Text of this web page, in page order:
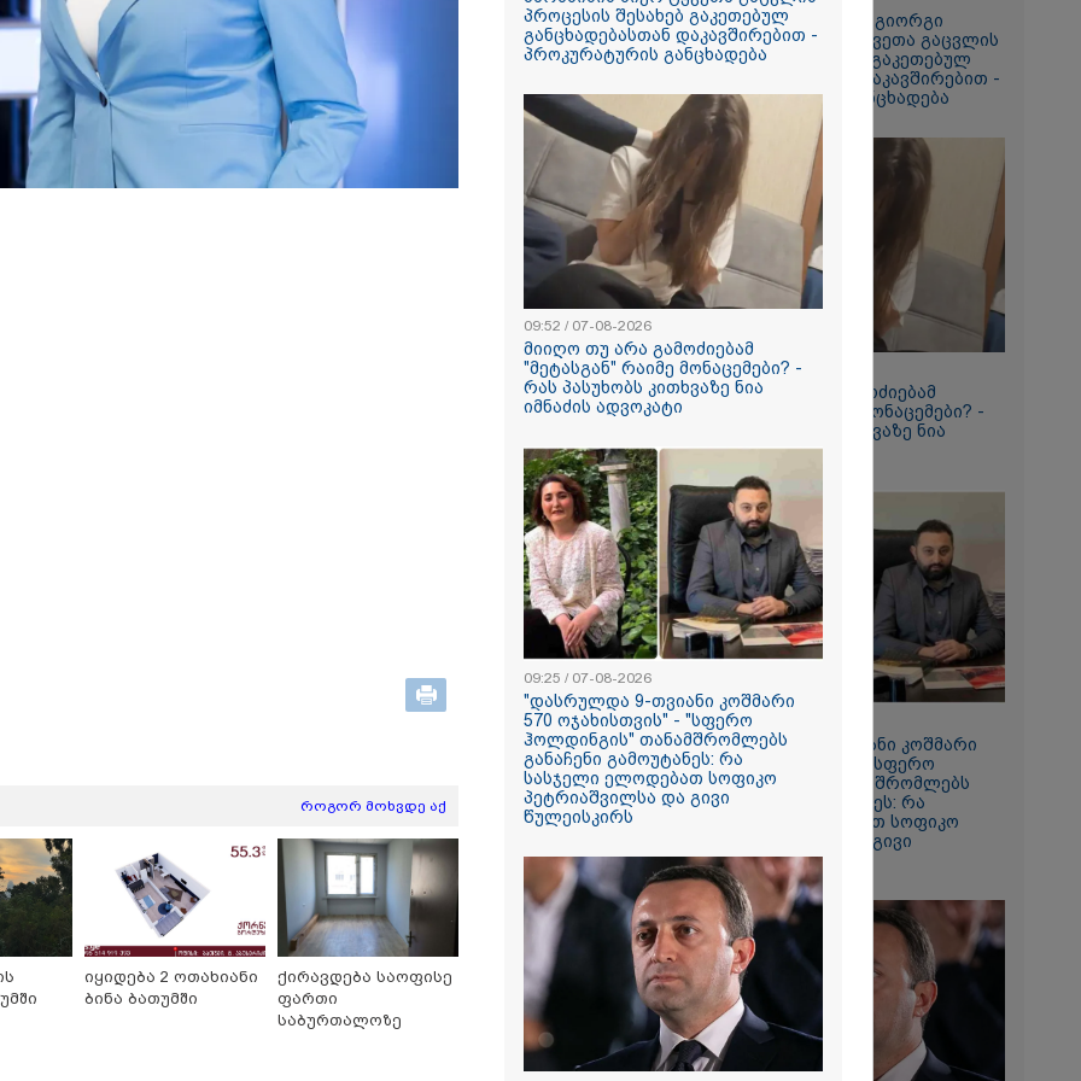
ქსელებში ვირუსულად
რატომ ჩაბნელდა
საქართველო მესამედ და
გველოდება თუ არა
ზამთარში მასშტაბური
"პრობლემის მოგვარებას
დაახლოებით ერთი თვე
სპა, აუზები, პანორამული
ხედები - ცნობილია ადგილი
კუნძულ მადეირაზე, სადაც
რონალდუ და ჯორჯინა
დაქორწინდებიან (ფოტოები)
გამოქვეყნდა SpaceX-ის
რაკეტის ფრაგმენტის
მთვარესთან შეჯახების
ამსახველი კადრები -
ორბიტალურმა აპარატმა
შემდეგ გადაიღო
10:45 / 07-08-2026
"აშშ კვლავაც ღრმად
შეშფოთებულია რუსეთის
მიერ საქართველოს
ტერიტორიის
განგრძობადი
ოკუპაციით" - აშშ-ის
საელჩო
პოლიცია
23:45 / 06-08-2026
ექსპედიცია “ტარაიას
ობიექტი“ - 89 წლის
შემდეგ, მფრინავი
ამელია ერჰარტის
დაკარგული
კვლავ განახლდა
დაიწყო გამოძიება გიორგი
ბარამიძის მიერ ტყვეთა გაცვლის
პროცესის შესახებ გაკეთებულ
განცხადებასთან დაკავშირებით -
პროკურატურის განცხადება
09:52 / 07-08-2026
მიიღო თუ არა გამოძიებამ
"მეტასგან" რაიმე მონაცემები? -
რას პასუხობს კითხვაზე ნია
იმნაძის ადვოკატი
09:25 / 07-08-2026
"დასრულდა 9-თვიანი კოშმარი
570 ოჯახისთვის" - "სფერო
ჰოლდინგის" თანამშრომლებს
განაჩენი გამოუტანეს: რა
სასჯელი ელოდებათ სოფიკო
პეტრიაშვილსა და გივი
წულეისკირს
როგორ მოხვდე აქ
იყიდება 2 ოთახიანი
ბინა ბათუმში
ქირავდება საოფისე
ფართი
საბურთალოზე
პროცესის შესახებ გაკეთებულ
განცხადებასთან დაკავშირებით -
პროკურატურის განცხადება
09:52 / 07-08-2026
მიიღო თუ არა გამოძიებამ
"მეტასგან" რაიმე მონაცემები? -
რას პასუხობს კითხვაზე ნია
იმნაძის ადვოკატი
09:25 / 07-08-2026
"დასრულდა 9-თვიანი კოშმარი
570 ოჯახისთვის" - "სფერო
ჰოლდინგის" თანამშრომლებს
განაჩენი გამოუტანეს: რა
სასჯელი ელოდებათ სოფიკო
პეტრიაშვილსა და გივი
წულეისკირს